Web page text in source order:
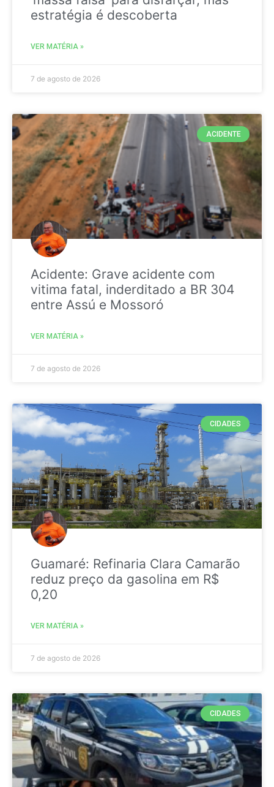
estratégia é descoberta
VER MATÉRIA »
7 de agosto de 2026
ACIDENTE
Acidente: Grave acidente com
vitima fatal, inderditado a BR 304
entre Assú e Mossoró
VER MATÉRIA »
7 de agosto de 2026
CIDADES
Guamaré: Refinaria Clara Camarão
reduz preço da gasolina em R$
0,20
VER MATÉRIA »
7 de agosto de 2026
CIDADES